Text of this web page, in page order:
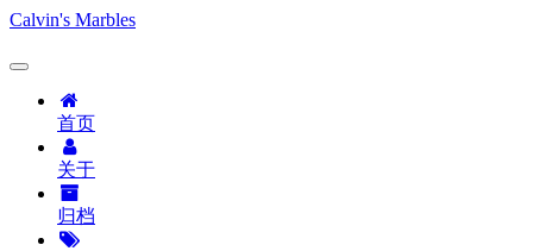
Calvin's Marbles
首页
关于
归档